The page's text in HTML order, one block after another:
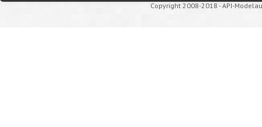
Copyright 2008-2018 - API-